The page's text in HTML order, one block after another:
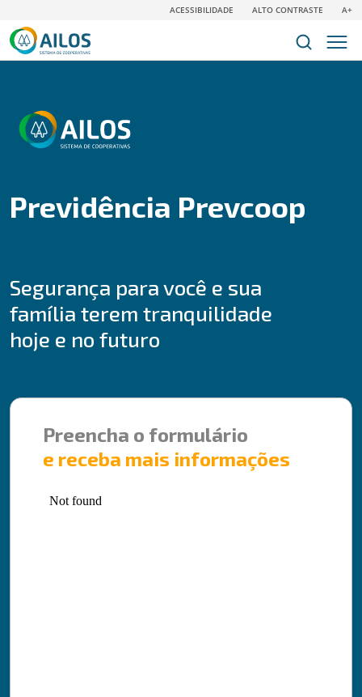
ACESSIBILIDADE ALTO CONTRASTE A+
Previdência Prevcoop
Segurança para você e sua
família terem tranquilidade
hoje e no futuro
Preencha o formulário
e receba mais informações